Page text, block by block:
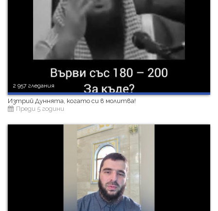
2 957 гледания
Изтрий Дуннята, когато си в молитва!
Преди 5 години